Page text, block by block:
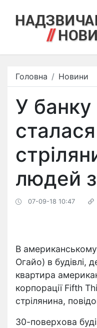
Головна Новини
У
сталася
людей
07-09-18 10:47
В американському
Огайо) в будівлі,
квартира
корпорації Fifth
стрілянина,
30-поверхова